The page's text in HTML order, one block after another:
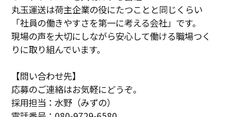
丸玉運送は荷主企業の役にたつことと同じくらい
「社員の働きやすさを第一に考える会社」です。
現場の声を大切にしながら安心して働ける職場つく
りに取り組んでいます。
【問い合わせ先】
応募のご連絡はお気軽にどうぞ。
採用担当：水野（みずの）